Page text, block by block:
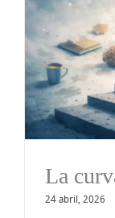
La
24 abril, 2026